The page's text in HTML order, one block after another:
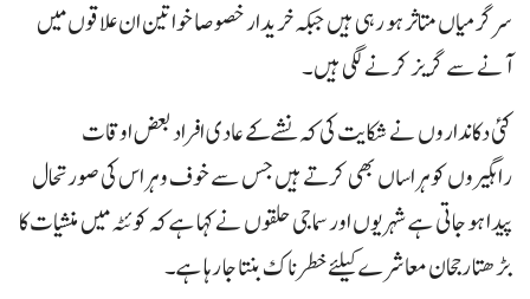
سرگرمیاں متاثر ہو رہی ہیں جبکہ خریدار خصوصا خواتین ان علاقوں میں
آنے سے گریز کرنے لگی ہیں۔
کئی دکانداروں نے شکایت کی کہ نشے کے عادی افراد بعض اوقات
راہگیروں کو ہراساں بھی کرتے ہیں جس سے خوف و ہراس کی صورتحال
پیدا ہو جاتی ہے شہریوں اور سماجی حلقوں نے کہا ہے کہ کوئٹہ میں منشیات کا
بڑھتا رجحان معاشرے کیلئے خطرناک بنتا جا رہا ہے۔